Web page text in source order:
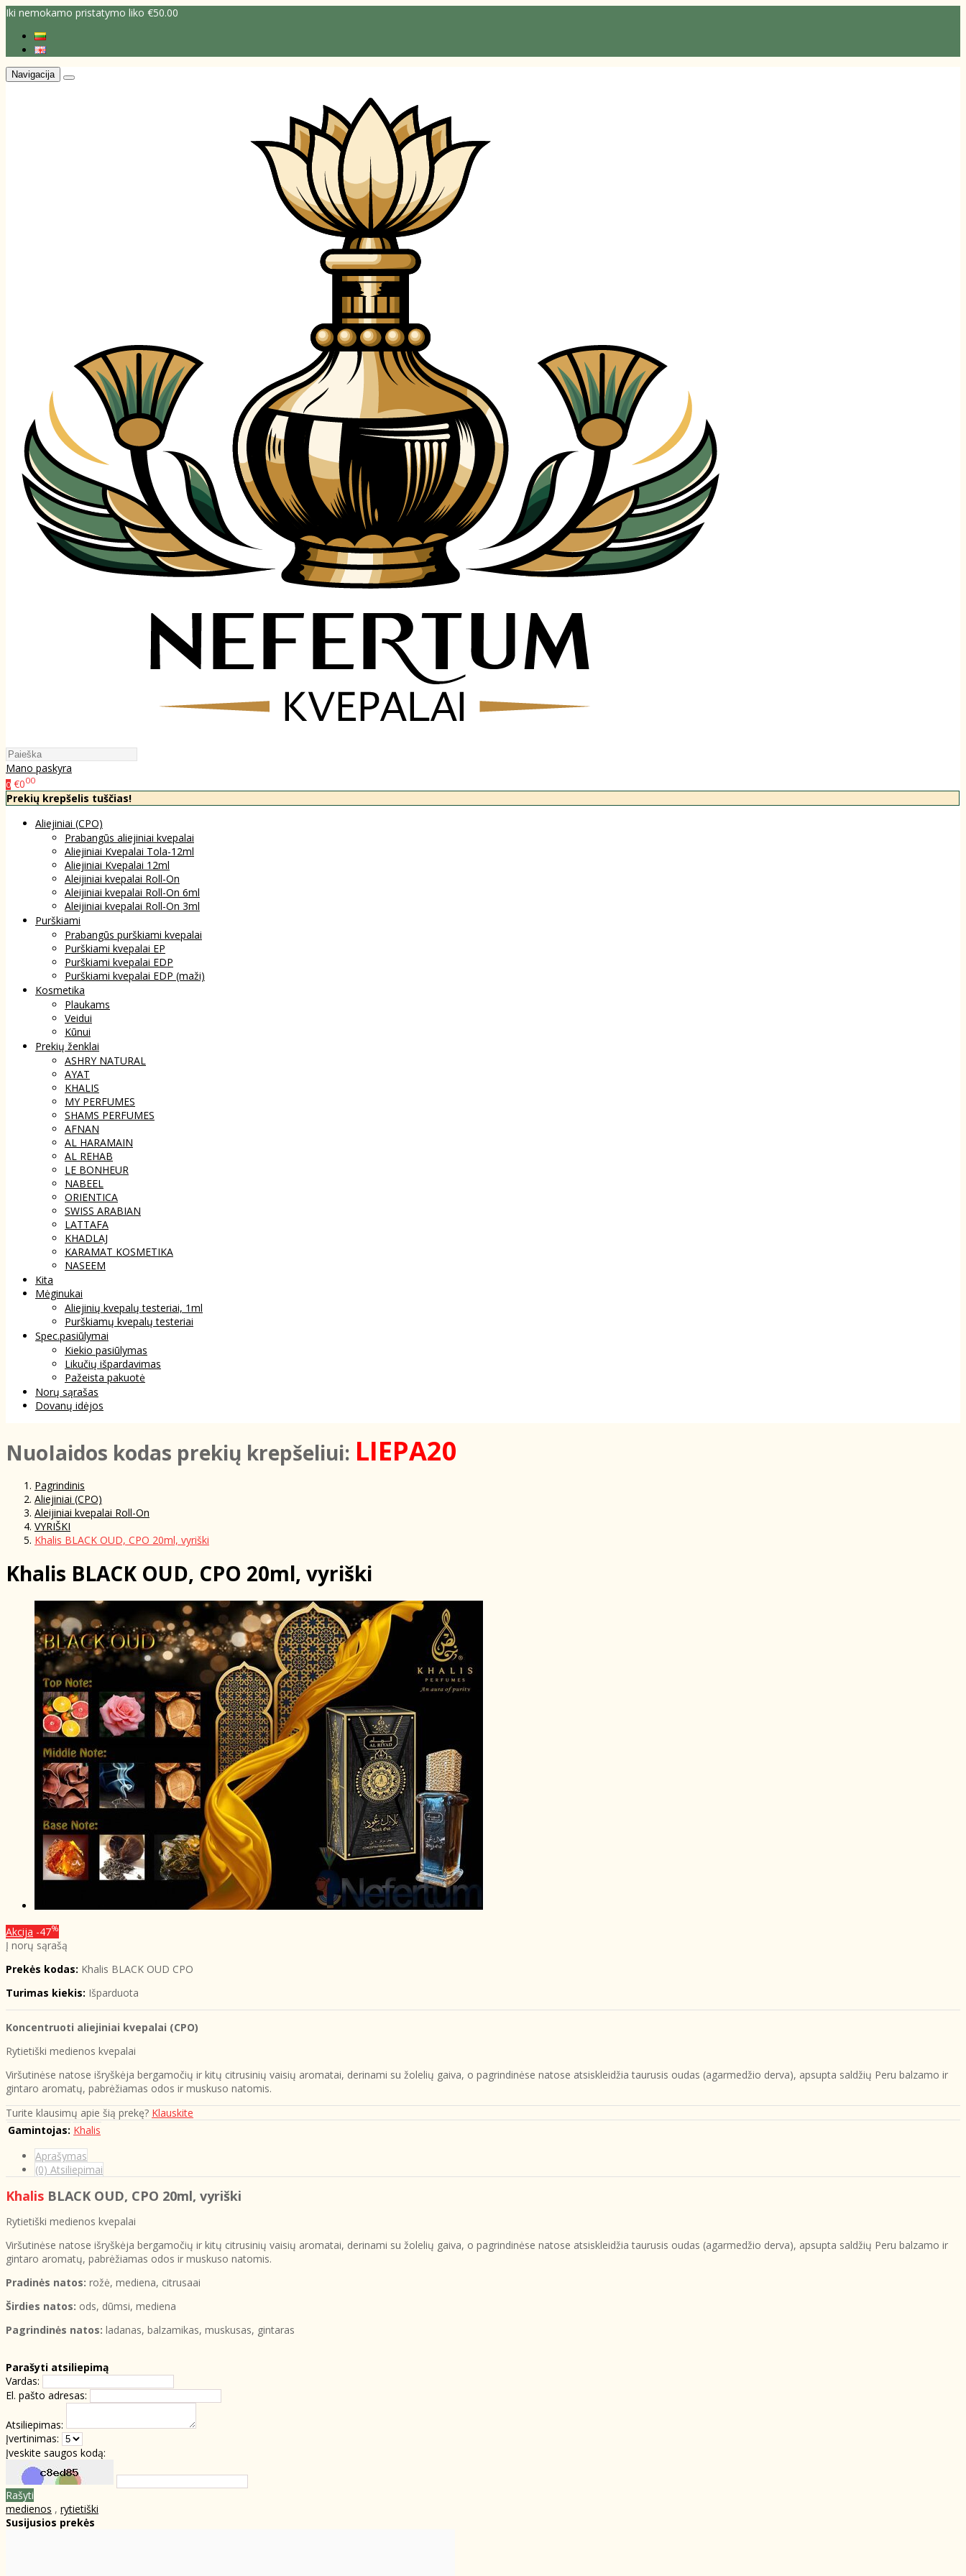
Iki nemokamo pristatymo liko €50.00
Navigacija
Mano paskyra
0 €000
Prekių krepšelis tuščias!
Aliejiniai (CPO)
Prabangūs aliejiniai kvepalai
Aliejiniai Kvepalai Tola-12ml
Aliejiniai Kvepalai 12ml
Aleijiniai kvepalai Roll-On
Aleijiniai kvepalai Roll-On 6ml
Aleijiniai kvepalai Roll-On 3ml
Purškiami
Prabangūs purškiami kvepalai
Purškiami kvepalai EP
Purškiami kvepalai EDP
Purškiami kvepalai EDP (maži)
Kosmetika
Plaukams
Veidui
Kūnui
Prekių ženklai
ASHRY NATURAL
AYAT
KHALIS
MY PERFUMES
SHAMS PERFUMES
AFNAN
AL HARAMAIN
AL REHAB
LE BONHEUR
NABEEL
ORIENTICA
SWISS ARABIAN
LATTAFA
KHADLAJ
KARAMAT KOSMETIKA
NASEEM
Kita
Mėginukai
Aliejinių kvepalų testeriai, 1ml
Purškiamų kvepalų testeriai
Spec.pasiūlymai
Kiekio pasiūlymas
Likučių išpardavimas
Pažeista pakuotė
Norų sąrašas
Dovanų idėjos
NuoIaidos kodas prekių krepšeliui: LIEPA20
Pagrindinis
Aliejiniai (CPO)
Aleijiniai kvepalai Roll-On
VYRIŠKI
Khalis BLACK OUD, CPO 20ml, vyriški
Khalis BLACK OUD, CPO 20ml, vyriški
Akcija -47%
Į norų sąrašą
Prekės kodas: Khalis BLACK OUD CPO
Turimas kiekis: Išparduota
Koncentruoti aliejiniai kvepalai (CPO)
Rytietiški medienos kvepalai
Viršutinėse natose išryškėja bergamočių ir kitų citrusinių vaisių aromatai, derinami su žolelių gaiva, o pagrindinėse natose atsiskleidžia taurusis oudas (agarmedžio derva), apsupta saldžių Peru balzamo ir
gintaro aromatų, pabrėžiamas odos ir muskuso natomis.
Turite klausimų apie šią prekę? Klauskite
Gamintojas: Khalis
Aprašymas
(0) Atsiliepimai
Khalis BLACK OUD, CPO 20ml, vyriški
Rytietiški medienos kvepalai
Viršutinėse natose išryškėja bergamočių ir kitų citrusinių vaisių aromatai, derinami su žolelių gaiva, o pagrindinėse natose atsiskleidžia taurusis oudas (agarmedžio derva), apsupta saldžių Peru balzamo ir
gintaro aromatų, pabrėžiamas odos ir muskuso natomis.
Pradinės natos: rožė, mediena, citrusaai
Širdies natos: ods, dūmsi, mediena
Pagrindinės natos: ladanas, balzamikas, muskusas, gintaras
Parašyti atsiliepimą
Vardas:
El. pašto adresas:
Atsiliepimas:
Įvertinimas:
Įveskite saugos kodą:
Rašyti
medienos , rytietiški
Susijusios prekės